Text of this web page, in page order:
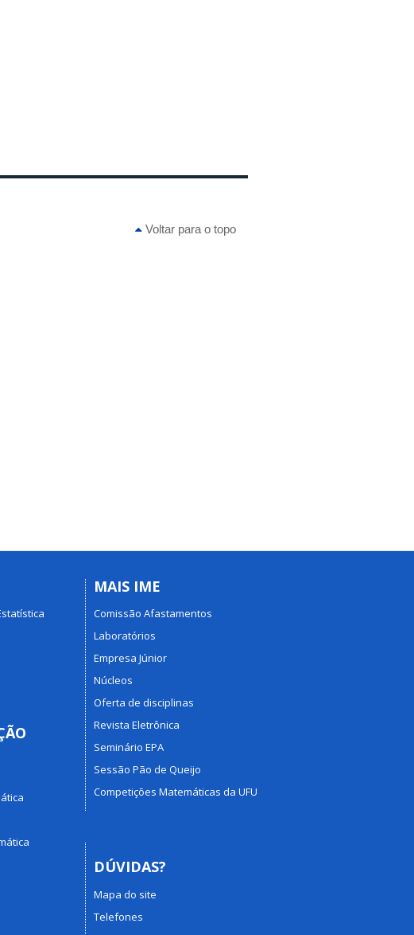
Voltar para o topo
MAIS IME
Comissão Afastamentos
Laboratórios
Empresa Júnior
Núcleos
Oferta de disciplinas
Revista Eletrônica
Seminário EPA
Sessão Pão de Queijo
Competições Matemáticas da UFU
DÚVIDAS?
Mapa do site
Telefones